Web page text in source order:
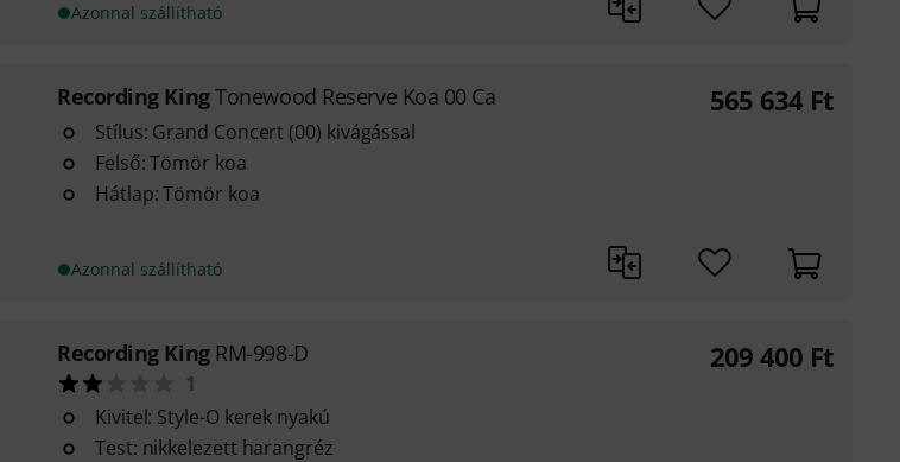
Azonnal szállítható
Recording KingTonewood Reserve Koa 00 Ca
Stílus: Grand Concert (00) kivágással
Felső: Tömör koa
Hátlap: Tömör koa
Azonnal szállítható
565 634 Ft
Recording King RM-998-D
1
Kivitel: Style-O kerek nyakú
Test: nikkelezett harangréz
209 400 Ft